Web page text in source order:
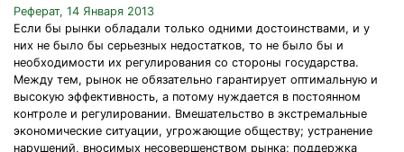
Реферат, 14 Января 2013
Если бы рынки обладали только одними достоинствами, и у
них не было бы серьезных недостатков, то не было бы и
необходимости их регулирования со стороны государства.
Между тем, рынок не обязательно гарантирует оптимальную и
высокую эффективность, а потому нуждается в постоянном
контроле и регулировании. Вмешательство в экстремальные
экономические ситуации, угрожающие обществу; устранение
нарушений, вносимых несовершенством рынка; поддержка